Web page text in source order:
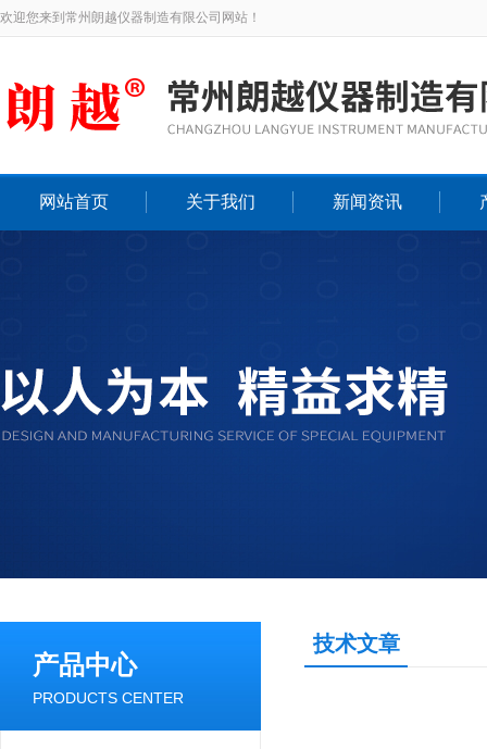
欢迎您来到常州朗越仪器制造有限公司网站！
网站首页 关于我们 新闻资讯
产品中心
PRODUCTS CENTER
技术文章